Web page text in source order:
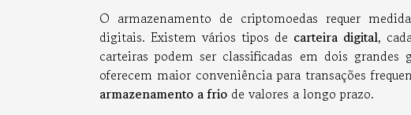
O armazenamento de criptomoedas requer
digitais. Existem vários tipos de carteira digital,
carteiras podem ser classificadas em dois grandes
oferecem maior conveniência para transações
armazenamento a frio de valores a longo prazo.